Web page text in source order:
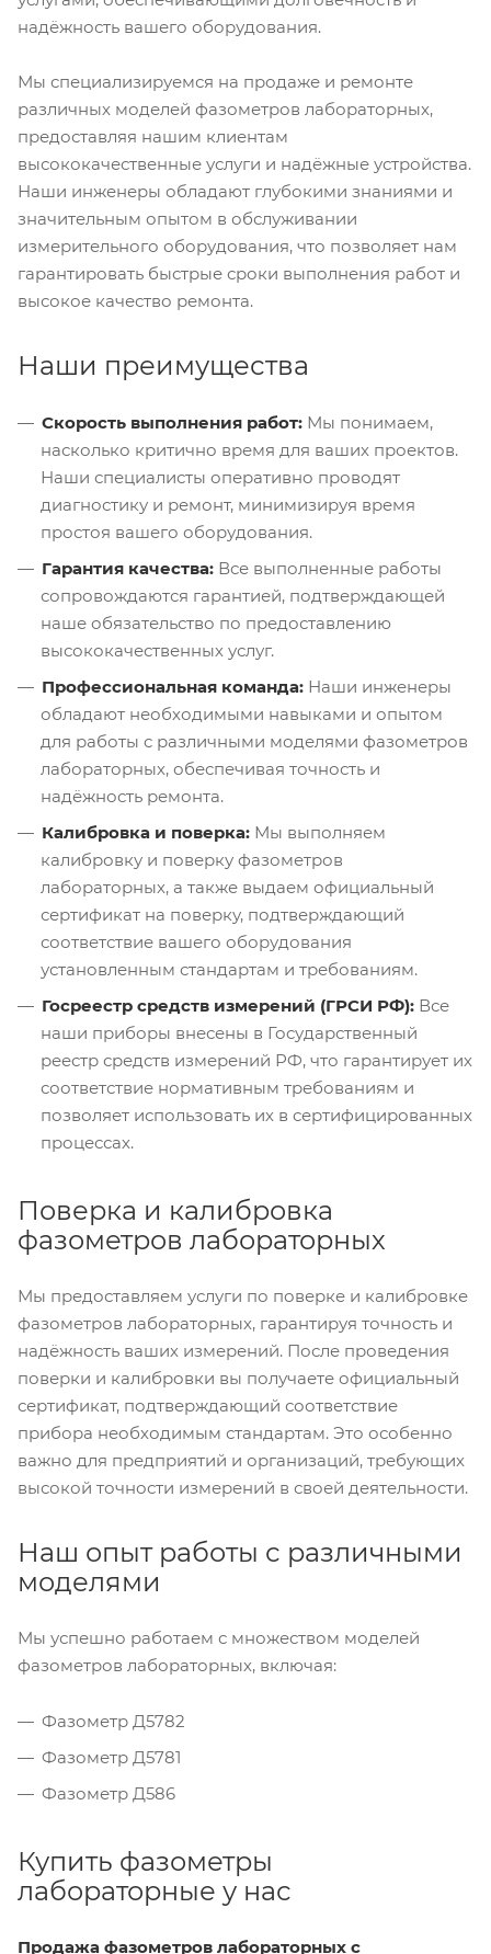
надёжность вашего оборудования.
Мы специализируемся на продаже и ремонте
различных моделей фазометров лабораторных,
предоставляя нашим клиентам
высококачественные услуги и надёжные устройства.
Наши инженеры обладают глубокими знаниями и
значительным опытом в обслуживании
измерительного оборудования, что позволяет нам
гарантировать быстрые сроки выполнения работ и
высокое качество ремонта.
Наши преимущества
Скорость выполнения работ: Мы понимаем,
насколько критично время для ваших проектов.
Наши специалисты оперативно проводят
диагностику и ремонт, минимизируя время
простоя вашего оборудования.
Гарантия качества: Все выполненные работы
сопровождаются гарантией, подтверждающей
наше обязательство по предоставлению
высококачественных услуг.
Профессиональная команда: Наши инженеры
обладают необходимыми навыками и опытом
для работы с различными моделями фазометров
лабораторных, обеспечивая точность и
надёжность ремонта.
Калибровка и поверка: Мы выполняем
калибровку и поверку фазометров
лабораторных, а также выдаем официальный
сертификат на поверку, подтверждающий
соответствие вашего оборудования
установленным стандартам и требованиям.
Госреестр средств измерений (ГРСИ РФ): Все
наши приборы внесены в Государственный
реестр средств измерений РФ, что гарантирует их
соответствие нормативным требованиям и
позволяет использовать их в сертифицированных
процессах.
Поверка и калибровка
фазометров лабораторных
Мы предоставляем услуги по поверке и калибровке
фазометров лабораторных, гарантируя точность и
надёжность ваших измерений. После проведения
поверки и калибровки вы получаете официальный
сертификат, подтверждающий соответствие
прибора необходимым стандартам. Это особенно
важно для предприятий и организаций, требующих
высокой точности измерений в своей деятельности.
Наш опыт работы с различными
моделями
Мы успешно работаем с множеством моделей
фазометров лабораторных, включая:
Фазометр Д5782
Фазометр Д5781
Фазометр Д586
Купить фазометры
лабораторные у нас
Продажа фазометров лабораторных с